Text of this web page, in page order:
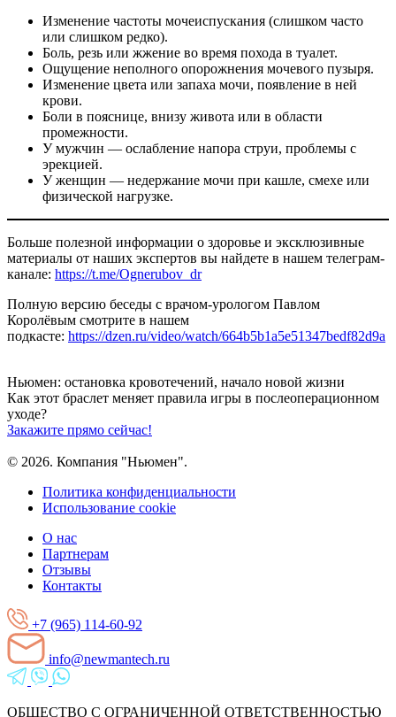
Изменение частоты мочеиспускания (слишком часто
или слишком редко).
Боль, резь или жжение во время похода в туалет.
Ощущение неполного опорожнения мочевого пузыря.
Изменение цвета или запаха мочи, появление в ней
крови.
Боли в пояснице, внизу живота или в области
промежности.
У мужчин — ослабление напора струи, проблемы с
эрекцией.
У женщин — недержание мочи при кашле, смехе или
физической нагрузке.
Больше полезной информации о здоровье и эксклюзивные
материалы от наших экспертов вы найдете в нашем телеграм-
канале: https://t.me/Ognerubov_dr
Полную версию беседы с врачом-урологом Павлом
Королёвым смотрите в нашем
подкасте: https://dzen.ru/video/watch/664b5b1a5e51347bedf82d9a
Ньюмен: остановка кровотечений, начало новой жизни
Как этот браслет меняет правила игры в послеоперационном
уходе?
Закажите прямо сейчас!
© 2026. Компания "Ньюмен".
Политика конфиденциальности
Использование cookie
О нас
Партнерам
Отзывы
Контакты
+7 (965) 114-60-92
info@newmantech.ru
ОБЩЕСТВО С ОГРАНИЧЕННОЙ ОТВЕТСТВЕННОСТЬЮ